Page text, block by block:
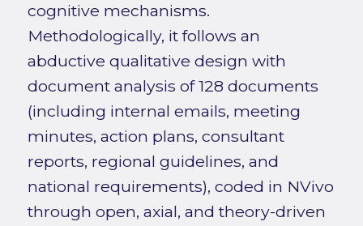
cognitive mechanisms.
Methodologically, it follows an
abductive qualitative design with
document analysis of 128 documents
(including internal emails, meeting
minutes, action plans, consultant
reports, regional guidelines, and
national requirements), coded in NVivo
through open, axial, and theory-driven